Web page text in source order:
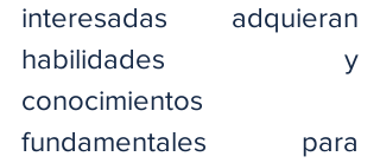
interesadas adquieran
habilidades y
conocimientos
fundamentales para